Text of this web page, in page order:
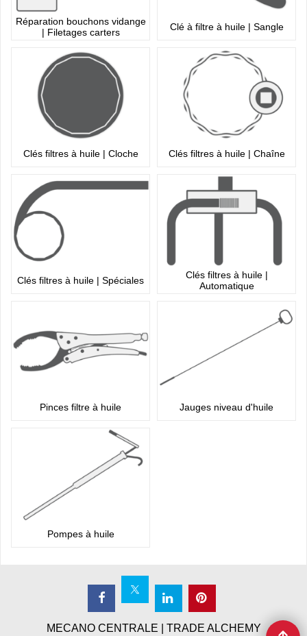
Réparation bouchons vidange
| Filetages carters
Clé à filtre à huile | Sangle
Clés filtres à huile | Cloche Clés filtres à huile | Chaîne
Clés filtres à huile | Spéciales
Clés filtres à huile |
Automatique
Pinces filtre à huile Jauges niveau d'huile
Pompes à huile
MECANO CENTRALE | TRADE ALCHEMY